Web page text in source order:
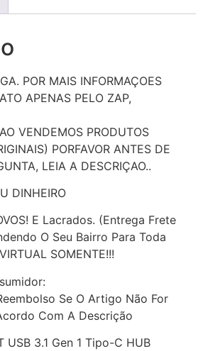
POR MAIS INFORMAÇOES
APENAS PELO ZAP,
VENDEMOS PRODUTOS
PORFAVOR ANTES DE
LEIA A DESCRIÇAO..
DINHEIRO
E Lacrados. (Entrega Frete
O Seu Bairro Para Toda
SOMENTE!!!
Se O Artigo Não For
Com A Descrição
USB 3.1 Gen 1 Tipo-C HUB